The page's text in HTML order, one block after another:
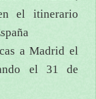
el itinerario
a Madrid el
el 31 de